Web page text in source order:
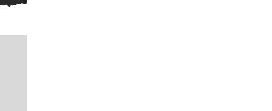
Microsoft en uno de los